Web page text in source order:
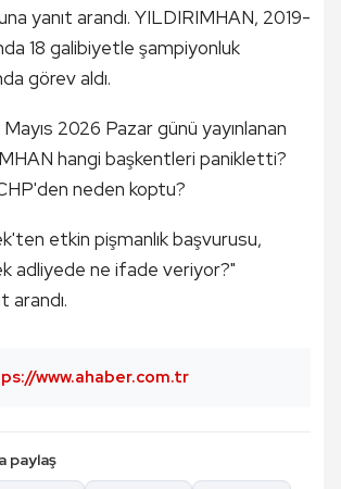
yanıt arandı. YILDIRIMHAN, 2019-
18 galibiyetle şampiyonluk
görev aldı.
2026 Pazar günü yayınlanan
hangi başkentleri panikletti?
neden koptu?
etkin pişmanlık başvurusu,
adliyede ne ifade veriyor?"
arandı.
www.ahaber.com.tr
paylaş